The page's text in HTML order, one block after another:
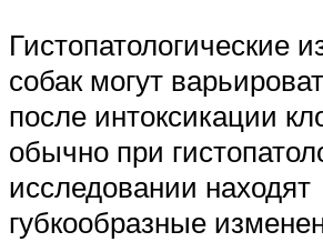
Гистопатологические
собак могут
после интоксикации
обычно при
исследовании находят
губкообразные